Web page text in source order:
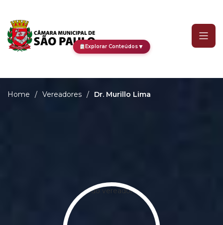
Explorar Conteúdos▼
Home / Vereadores / Dr. Murillo Lima